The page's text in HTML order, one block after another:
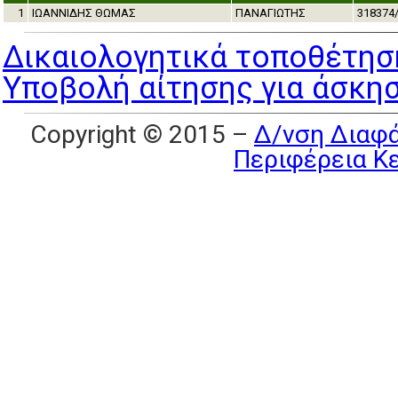
1 ΙΩΑΝΝΙΔΗΣ ΘΩΜΑΣ ΠΑΝΑΓΙΩΤΗΣ
Δικαιολογητικά
Υποβολή αίτησης για
Copyright © 2015 – Δ/νση
Περιφέρεια